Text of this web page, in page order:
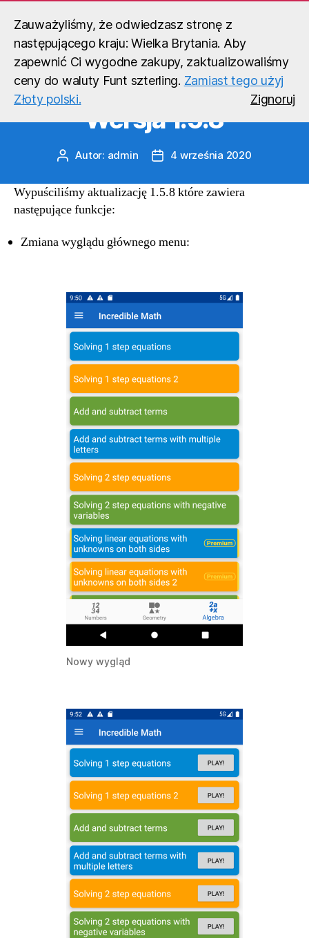
Wyszukaj
Super Matma
Kategorie
AKTUALIZACJE
Wersja 1.5.8
AutorAutor: admin
Data4 września 2020
Wypuściliśmy aktualizację 1.5.8 które zawiera
następujące funkcje:
Zmiana wyglądu głównego menu:
Nowy wygląd
Zauważyliśmy, że odwiedzasz stronę z
następującego kraju: Wielka Brytania. Aby
zapewnić Ci wygodne zakupy, zaktualizowaliśmy
ceny do waluty Funt szterling. Zamiast tego użyj
Złoty polski.
Zignoruj